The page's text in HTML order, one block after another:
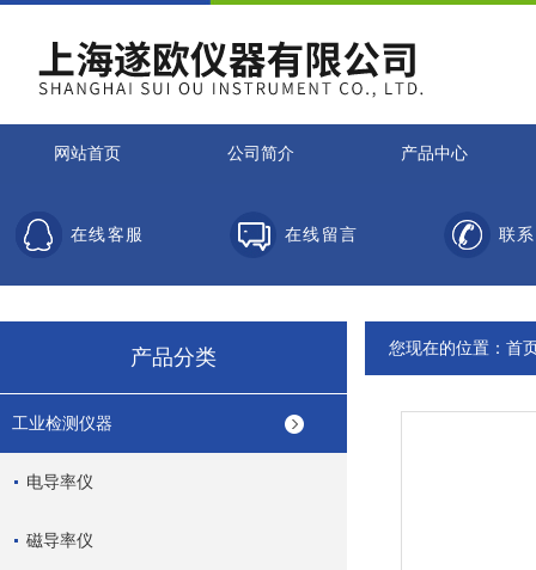
网站首页 公司简介 产品中心
在线客服 在线留言 联
产品分类
工业检测仪器
电导率仪
磁导率仪
您现在的位置： 首